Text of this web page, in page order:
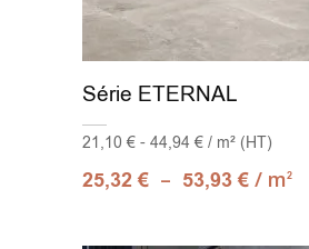
Série ETERNAL
21,10 € - 44,94 € / m² (HT)
25,32€ – 53,93€ / m2